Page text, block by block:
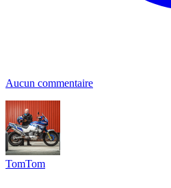
Aucun commentaire
TomTom